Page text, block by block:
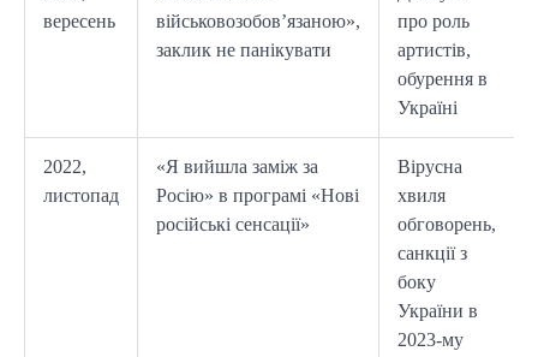
вересень
військовозобов’язаною»,
заклик не панікувати
про роль
артистів,
обурення в
Україні
2022,
листопад
«Я вийшла заміж за
Росію» в програмі «Нові
російські сенсації»
Вірусна
хвиля
обговорень,
санкції з
боку
України в
2023-му